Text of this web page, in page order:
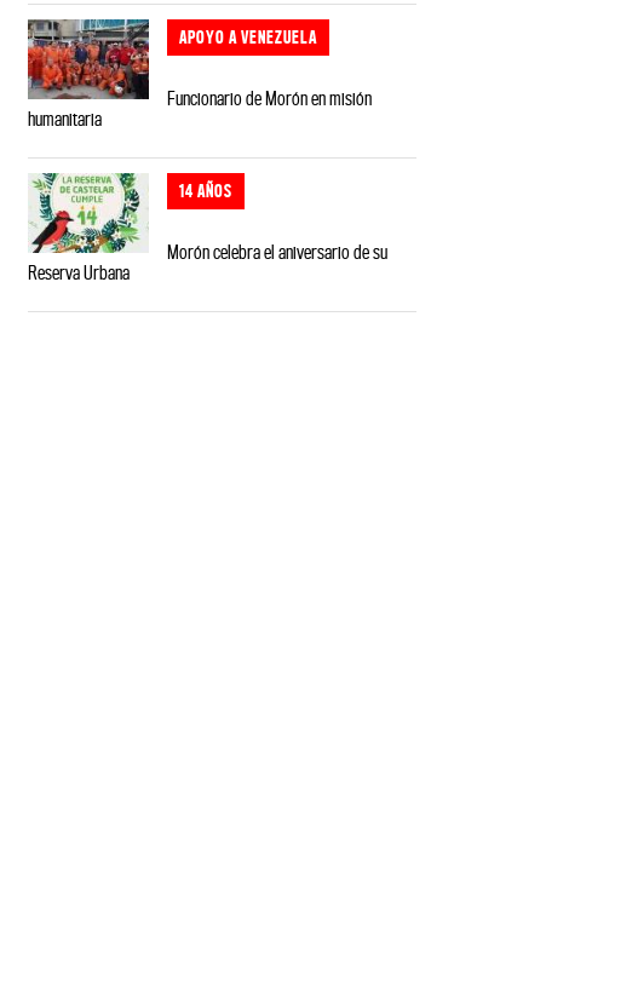
APOYO A VENEZUELA
Funcionario de Morón en misión
humanitaria
14 AÑOS
Morón celebra el aniversario de su
Reserva Urbana